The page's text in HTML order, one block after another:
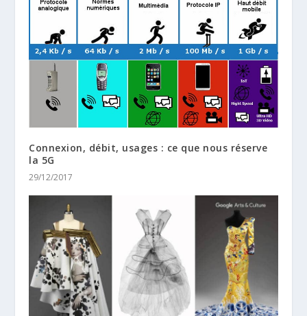
Connexion, débit, usages : ce que nous réserve
la 5G
29/12/2017